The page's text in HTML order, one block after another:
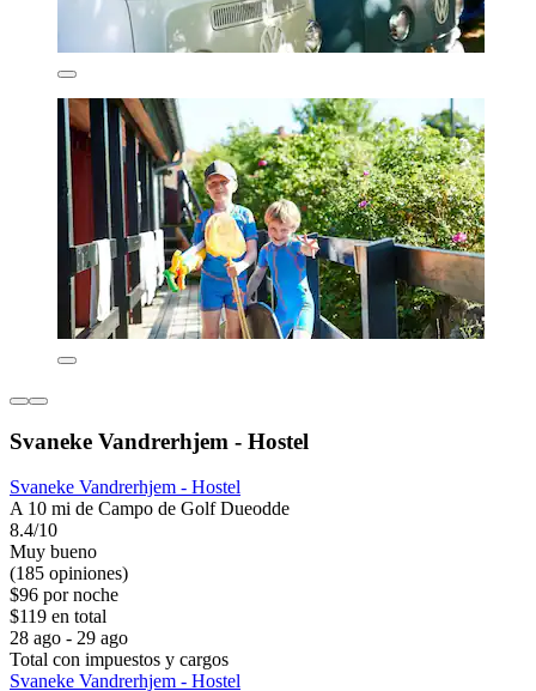
Svaneke Vandrerhjem - Hostel
Svaneke Vandrerhjem - Hostel
A 10 mi de Campo de Golf Dueodde
8.4/10
Muy bueno
(185 opiniones)
$96 por noche
$119 en total
28 ago - 29 ago
Total con impuestos y cargos
Svaneke Vandrerhjem - Hostel